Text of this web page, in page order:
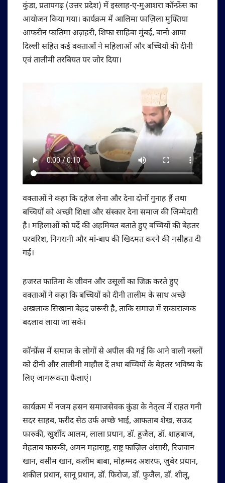
कुंडा, प्रतापगढ़ (उत्तर प्रदेश) में इस्लाह-ए-मुआशरा कॉन्फ्रेंस का
आयोजन किया गया। कार्यक्रम में आलिमा फाज़िला मुफ्तिया
आफरीन फातिमा अज़हरी, शिफा साहिबा मुंबई, बानो आपा
दिल्ली सहित कई वक्ताओं ने महिलाओं और बच्चियों की दीनी
एवं तालीमी तरबियत पर जोर दिया।
वक्ताओं ने कहा कि दहेज लेना और देना दोनों गुनाह हैं तथा
बच्चियों को अच्छी शिक्षा और संस्कार देना समाज की जिम्मेदारी
है। महिलाओं को पर्दे की अहमियत बताते हुए बच्चियों की बेहतर
परवरिश, निगरानी और मां-बाप की खिदमत करने की नसीहत दी
गई।
हजरत फातिमा के जीवन और उसूलों का जिक्र करते हुए
वक्ताओं ने कहा कि बच्चियों को दीनी तालीम के साथ अच्छे
अखलाक सिखाना बेहद जरूरी है, ताकि समाज में सकारात्मक
बदलाव लाया जा सके।
कॉन्फ्रेंस में समाज के लोगों से अपील की गई कि आने वाली नस्लों
को दीनी और तालीमी माहौल दें तथा बच्चियों के बेहतर भविष्य के
लिए जागरूकता फैलाएं।
कार्यक्रम में नजम हसन समाजसेवक कुंडा के नेतृत्व में राहत गनी
सदर साहब, फरीद सेठ उर्फ अच्छे भाई, आफताब शेख, सऊद
फारुकी, खुर्शीद आलम, लाला प्रधान, डॉ. हुजैल, डॉ. शाहबाज,
मेहताब फारुकी, अमन महाराष्ट्र, राष्ट्र फाज़िल अंसारी, रिजवान
खान, वसीम खान, कलीम बाबा, मोहम्मद अशरफ, जुबेर प्रधान,
शकील प्रधान, सानू प्रधान, डॉ. फिरोज, डॉ. फुजैल, डॉ. शीलू,